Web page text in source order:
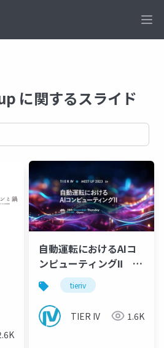
に関するスライド
自動運転におけるAIコ
ンピューティングⅡ オ
ープニング&クロージン
グ
tieriv
TIER IV 1.6K